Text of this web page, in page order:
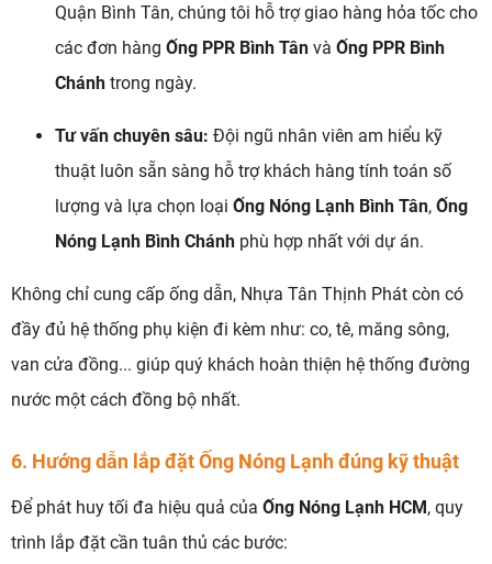
Quận Bình Tân, chúng tôi hỗ trợ giao hàng hỏa tốc cho
các đơn hàng Ống PPR Bình Tân và Ống PPR Bình
Chánh trong ngày.
Tư vấn chuyên sâu: Đội ngũ nhân viên am hiểu kỹ
thuật luôn sẵn sàng hỗ trợ khách hàng tính toán số
lượng và lựa chọn loại Ống Nóng Lạnh Bình Tân, Ống
Nóng Lạnh Bình Chánh phù hợp nhất với dự án.
Không chỉ cung cấp ống dẫn, Nhựa Tân Thịnh Phát còn có
đầy đủ hệ thống phụ kiện đi kèm như: co, tê, măng sông,
van cửa đồng... giúp quý khách hoàn thiện hệ thống đường
nước một cách đồng bộ nhất.
6. Hướng dẫn lắp đặt Ống Nóng Lạnh đúng kỹ thuật
Để phát huy tối đa hiệu quả của Ống Nóng Lạnh HCM, quy
trình lắp đặt cần tuân thủ các bước: